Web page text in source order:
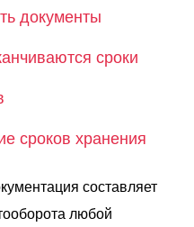
документы
сроки
сроков хранения
составляет
любой